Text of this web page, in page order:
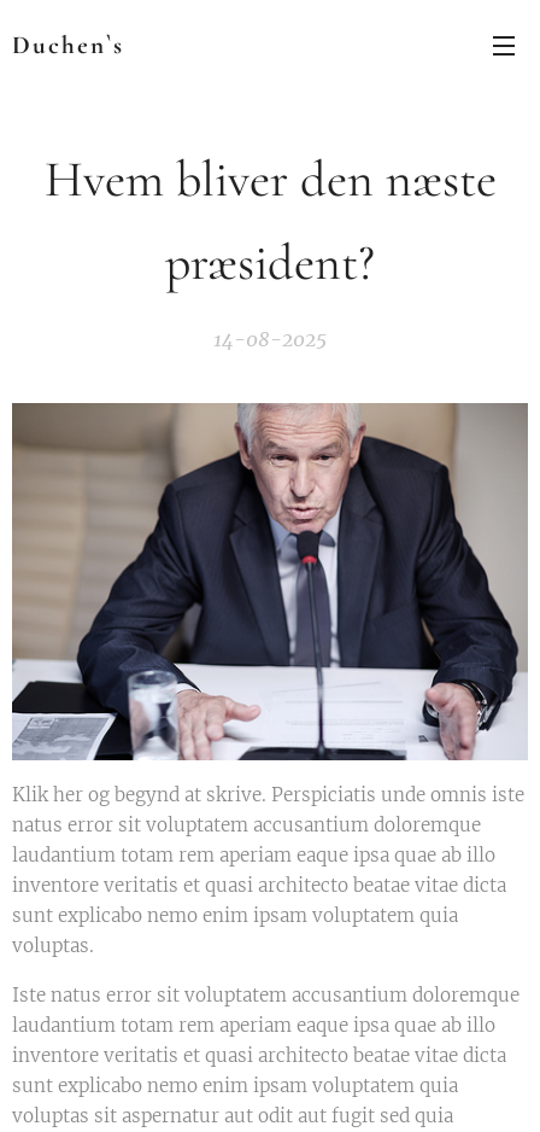
Duchen`s
Hvem bliver den næste
præsident?
14-08-2025
Klik her og begynd at skrive. Perspiciatis unde omnis iste
natus error sit voluptatem accusantium doloremque
laudantium totam rem aperiam eaque ipsa quae ab illo
inventore veritatis et quasi architecto beatae vitae dicta
sunt explicabo nemo enim ipsam voluptatem quia
voluptas.
Iste natus error sit voluptatem accusantium doloremque
laudantium totam rem aperiam eaque ipsa quae ab illo
inventore veritatis et quasi architecto beatae vitae dicta
sunt explicabo nemo enim ipsam voluptatem quia
voluptas sit aspernatur aut odit aut fugit sed quia